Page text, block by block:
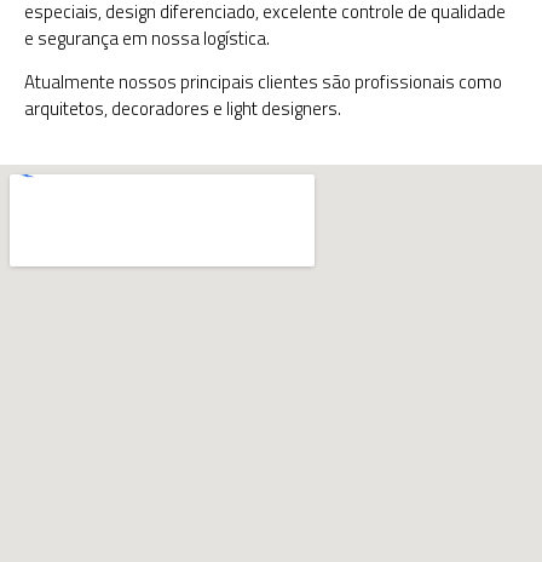
especiais, design diferenciado, excelente controle de qualidade
e segurança em nossa logística.
Atualmente nossos principais clientes são profissionais como
arquitetos, decoradores e light designers.